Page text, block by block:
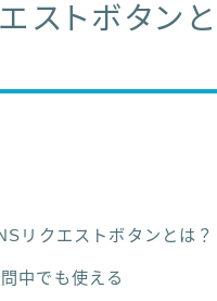
ストボタン
リクエストボタンとは？
中でも使える